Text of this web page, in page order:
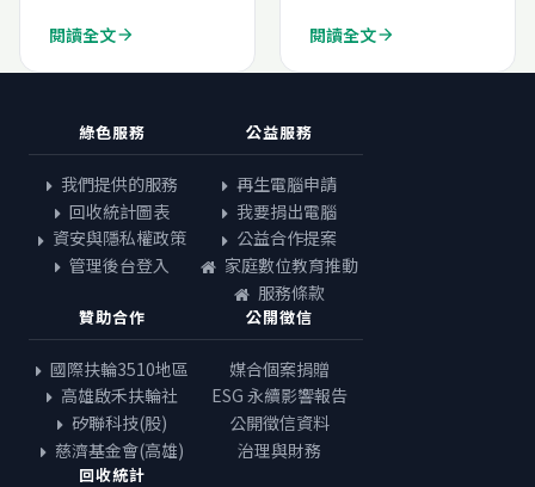
閱讀全文arrow_forward 閱讀全文arrow_forward
綠色服務
我們提供的服務
回收統計圖表
資安與隱私權政策
管理後台登入
公益服務
再生電腦申請
我要捐出電腦
公益合作提案
家庭數位教育推動
服務條款
贊助合作
國際扶輪3510地區
高雄啟禾扶輪社
矽聯科技(股)
慈濟基金會(高雄)
公開徵信
媒合個案捐贈
ESG 永續影響報告
公開徵信資料
治理與財務
回收統計